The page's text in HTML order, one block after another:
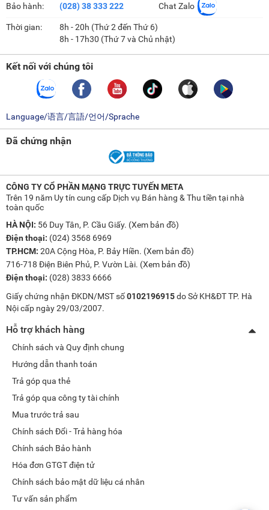
Bảo hành:
(028) 38 333 222
Chat Zalo
Thời gian:
8h - 20h (Thứ 2 đến Thứ 6)
8h - 17h30 (Thứ 7 và Chủ nhật)
Kết nối với chúng tôi
Language/语言/言語/언어/Sprache
Đã chứng nhận
CÔNG TY CỔ PHẦN MẠNG TRỰC TUYẾN META
Trên 19 năm Uy tín cung cấp Dịch vụ Bán hàng & Thu tiền tại nhà
toàn quốc
HÀ NỘI: 56 Duy Tân, P. Cầu Giấy. (Xem bản đồ)
Điện thoại: (024) 3568 6969
TP.HCM: 20A Cộng Hòa, P. Bảy Hiền. (Xem bản đồ)
716-718 Điện Biên Phủ, P. Vườn Lài. (Xem bản đồ)
Điện thoại: (028) 3833 6666
Giấy chứng nhận ĐKDN/MST số0102196915do Sở KH&ĐT TP. Hà
Nội cấp ngày 29/03/2007.
Hỗ trợ khách hàng
Chính sách và Quy định chung
Hướng dẫn thanh toán
Trả góp qua thẻ
Trả góp qua công ty tài chính
Mua trước trả sau
Chính sách Đổi - Trả hàng hóa
Chính sách Bảo hành
Hóa đơn GTGT điện tử
Chính sách bảo mật dữ liệu cá nhân
Tư vấn sản phẩm